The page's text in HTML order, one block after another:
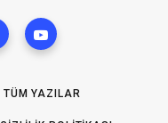
TÜM YAZILAR